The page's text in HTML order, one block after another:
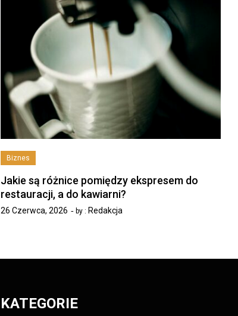
Biznes
Jakie są różnice pomiędzy ekspresem do
restauracji, a do kawiarni?
26 Czerwca, 2026 by : Redakcja
KATEGORIE